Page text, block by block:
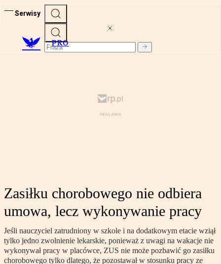
Serwisy
PRO
Zasiłku chorobowego nie odbiera
umowa, lecz wykonywanie pracy
Jeśli nauczyciel zatrudniony w szkole i na dodatkowym etacie wziął
tylko jedno zwolnienie lekarskie, ponieważ z uwagi na wakacje nie
wykonywał pracy w placówce, ZUS nie może pozbawić go zasiłku
chorobowego tylko dlatego, że pozostawał w stosunku pracy ze